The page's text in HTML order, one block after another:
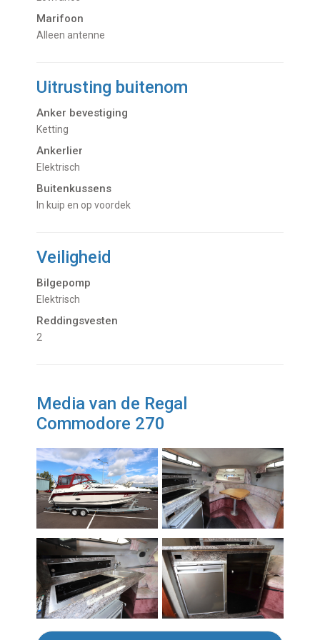
Marifoon
Alleen antenne
Uitrusting buitenom
Anker bevestiging
Ketting
Ankerlier
Elektrisch
Buitenkussens
In kuip en op voordek
Veiligheid
Bilgepomp
Elektrisch
Reddingsvesten
2
Media van de Regal
Commodore 270